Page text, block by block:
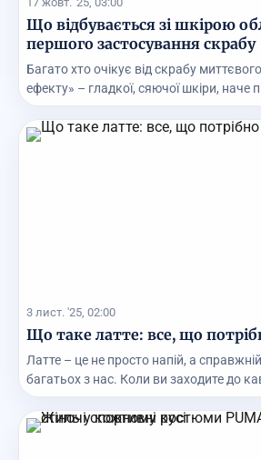
Що відбувається зі шкірою
першого застосування скрабу
Багато хто очікує від скрабу
ефекту» – гладкої, сяючої шкіри, наче
3 лист. '25, 02:00
Що таке латте: все, що
Латте – це не просто напій, а
багатьох з нас. Коли ви заходите до